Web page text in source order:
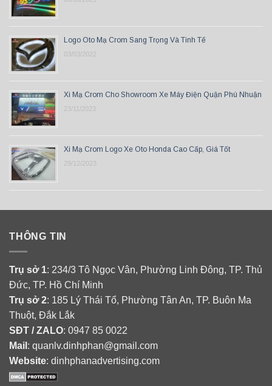
Logo Oto Mạ Crom Sang Trọng Và Tinh Tế
03/03/2022
Xi Mạ Crom Cho Showroom Xe Máy Điện Quận Phú Nhuận
23/11/2023
Xi Mạ Crom Logo Xe Oto Honda Cao Cấp, Giá Tốt
29/12/2023
THÔNG TIN
Trụ sở 1: 234/3 Tô Ngọc Vân, Phường Linh Đông, TP. Thủ
Đức, TP. Hồ Chí Minh
Trụ sở 2: 185 Lý Thái Tổ, Phường Tân An, TP. Buôn Ma
Thuột, Đắk Lắk
SĐT / ZALO: 0947 85 0022
Mail : quanlv.dinhphan@gmail.com
Website: dinhphanadvertising.com